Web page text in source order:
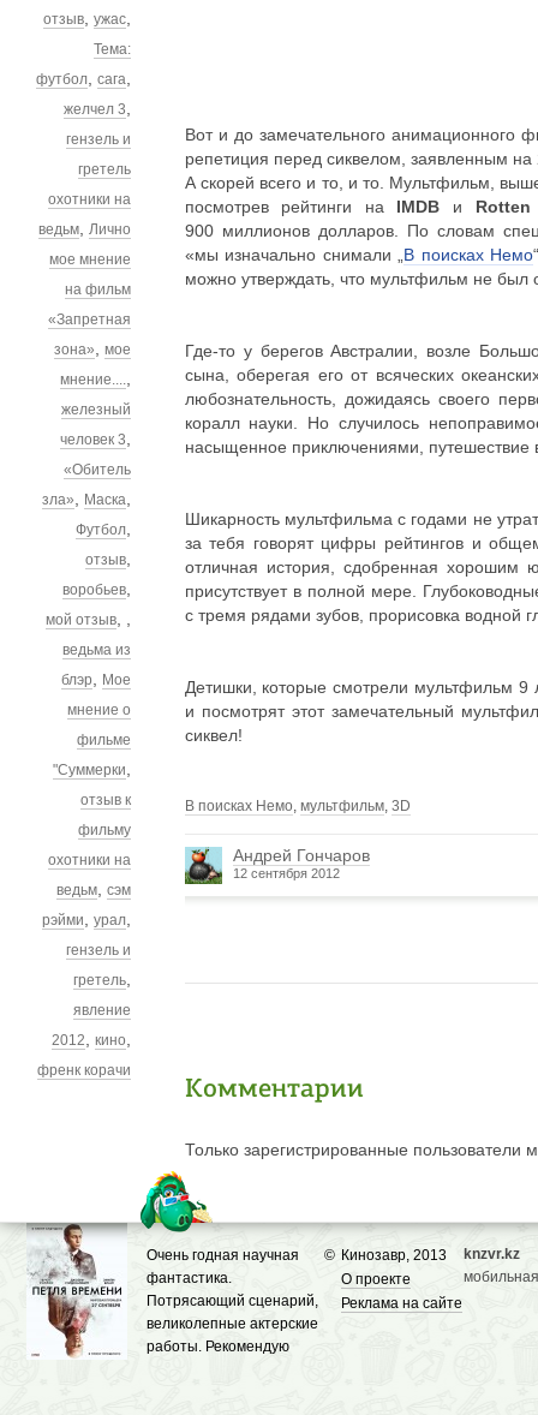
отзыв, ужас,
Тема:
футбол, сага
желчел 3
гензель и
гретель
охотники на
ведьм, Лично
мое мнение
на фильм
«Запретная
зона»
мое
мнение....
железный
человек 3
«Обитель
зла»
Маска
Футбол,
отзыв,
воробьев,
мой отзыв,
ведьма из
блэр
Мое
мнение о
фильме
"Суммерки
отзыв к
фильму
охотники на
ведьм, сэм
рэйми
урал,
гензель и
гретель,
явление
2012
кино
френк корачи
Вот и до замечательного анимационного
репетиция перед сиквелом, заявленным на
А скорей всего и то, и то. Мультфильм,
посмотрев рейтинги на IMDB и Rotten
900 миллионов долларов. По словам
«мы изначально снимали „ В поисках Немо
можно утверждать, что мультфильм не был
Где-тоу берегов Австралии, возле
сына, оберегая его от всяческих
любознательность, дожидаясь своего
коралл науки. Но случилось
насыщенное приключениями, путешествие
Шикарность мультфильма с годами не
за тебя говорят цифры рейтингов и
отличная история,
сдобренная хорошим
присутствует в полной мере.
с тремя рядами зубов, прорисовка водной
Детишки, которые смотрели мультфильм
и посмотрят этот замечательный
сиквел!
В поисках Немо, мультфильм, 3D
Андрей Гончаров
12 сентября 2012
Комментарии
Только зарегистрированные пользователи
© Кинозавр, 2013
О проекте
Реклама на сайте
Очень годная научная
фантастика.
Потрясающий сценарий,
великолепные актерские
работы. Рекомендую
knzvr.kz